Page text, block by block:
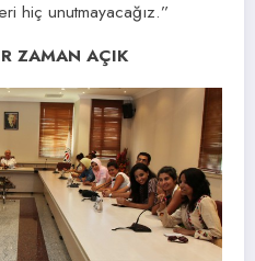
hiç unutmayacağız.”
ZAMAN AÇIK